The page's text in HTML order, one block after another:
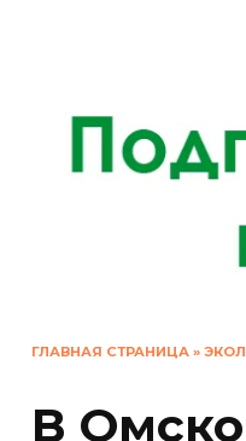
ГЛАВНАЯ СТРАНИЦА »
В